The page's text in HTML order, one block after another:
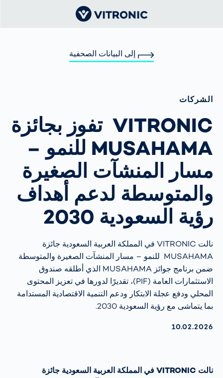
إلى البيانات الصحفية
الشركات
VITRONIC تفوز بجائزة
MUSAHAMA للنمو –
مسار المنشآت الصغيرة
والمتوسطة لدعم أهداف
رؤية السعودية 2030
نالت VITRONIC في المملكة العربية السعودية جائزة
MUSAHAMA للنمو – مسار المنشآت الصغيرة والمتوسطة
ضمن برنامج جوائز MUSAHAMA الذي أطلقه صندوق
الاستثمارات العامة (PIF)، تقديرًا لدورها في تعزيز المحتوى
المحلي ودفع عجلة الابتكار ودعم التنمية الاقتصادية المستدامة
بما يتماشى مع رؤية السعودية 2030.
AKTUALISIERT AM:
10.02.2026
نالت VITRONIC في المملكة العربية السعودية جائزة